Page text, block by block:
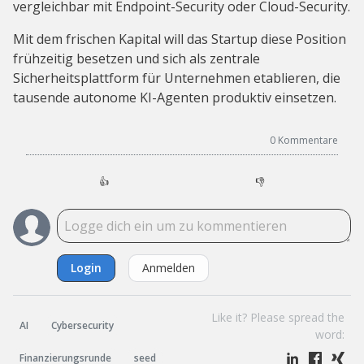
vergleichbar mit Endpoint-Security oder Cloud-Security.
Mit dem frischen Kapital will das Startup diese Position
frühzeitig besetzen und sich als zentrale
Sicherheitsplattform für Unternehmen etablieren, die
tausende autonome KI-Agenten produktiv einsetzen.
0 Kommentare
👍 👎
Login Anmelden
AI Cybersecurity
Finanzierungsrunde seed
Like it? Please spread the
word: